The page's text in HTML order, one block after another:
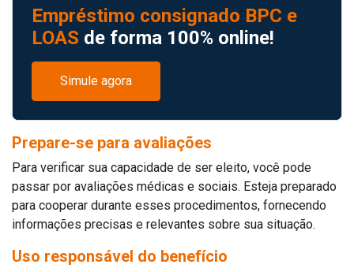
Empréstimo consignado BPC e
LOAS de forma 100% online!
Simule agora
Prepare-se para avaliações
Para verificar sua capacidade de ser eleito, você pode
passar por avaliações médicas e sociais. Esteja preparado
para cooperar durante esses procedimentos, fornecendo
informações precisas e relevantes sobre sua situação.
Uso responsável do benefício